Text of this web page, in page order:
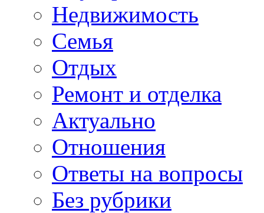
Недвижимость
Семья
Отдых
Ремонт и отделка
Актуально
Отношения
Ответы на вопросы
Без рубрики